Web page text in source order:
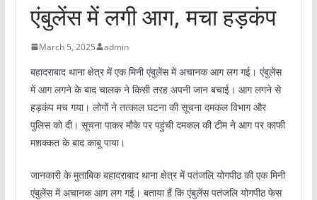
एंबुलेंस में लगी आग, मचा हड़कंप
March 5, 2025 admin
बहादराबाद थाना क्षेत्र में एक मिनी एंबुलेंस में अचानक आग लग गई। एंबुलेंस
में आग लगने के बाद चालक ने किसी तरह अपनी जान बचाई। आग लगने से
हड़कंप मच गया। लोगों ने तत्काल घटना की सूचना दमकल विभाग और
पुलिस को दी। सूचना पाकर मौके पर पहुंची दमकल की टीम ने आग पर काफी
मशक्कत के बाद काबू पाया।
जानकारी के मुताबिक बहादराबाद थाना क्षेत्र में पतंजलि योगपीठ की एक मिनी
एंबुलेंस में अचानक आग लग गई। बताया हैं कि एंबुलेंस पतंजलि योगपीठ फेस